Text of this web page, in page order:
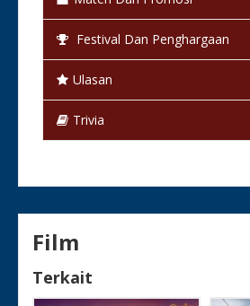
Festival Dan Penghargaan
Ulasan
Trivia
Film
Terkait